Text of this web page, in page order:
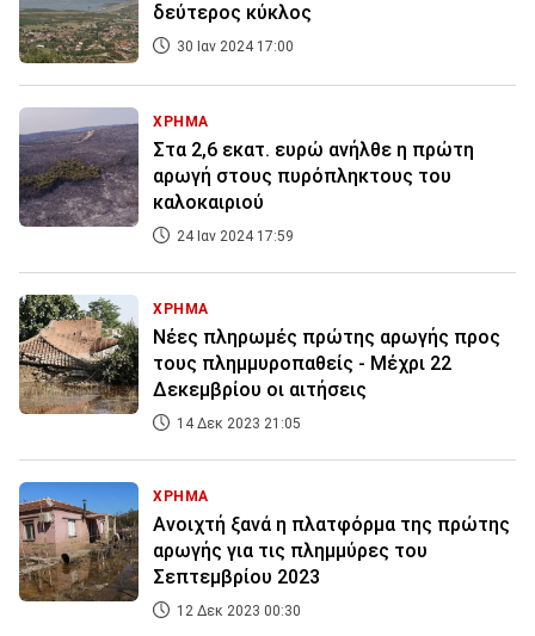
δεύτερος κύκλος
30 Ιαν 2024 17:00
ΧΡΗΜΑ
Στα 2,6 εκατ. ευρώ ανήλθε η πρώτη
αρωγή στους πυρόπληκτους του
καλοκαιριού
24 Ιαν 2024 17:59
ΧΡΗΜΑ
Νέες πληρωμές πρώτης αρωγής προς
τους πλημμυροπαθείς - Μέχρι 22
Δεκεμβρίου οι αιτήσεις
14 Δεκ 2023 21:05
ΧΡΗΜΑ
Ανοιχτή ξανά η πλατφόρμα της πρώτης
αρωγής για τις πλημμύρες του
Σεπτεμβρίου 2023
12 Δεκ 2023 00:30